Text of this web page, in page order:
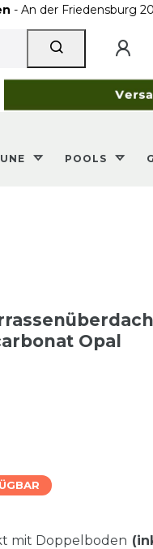
20
POOLS
Opal
mit Doppelboden